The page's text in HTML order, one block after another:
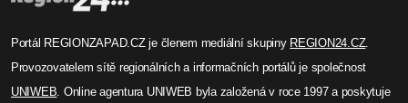
Před 3 roky 1 Editor
2003 – Sokolov: Kamerový